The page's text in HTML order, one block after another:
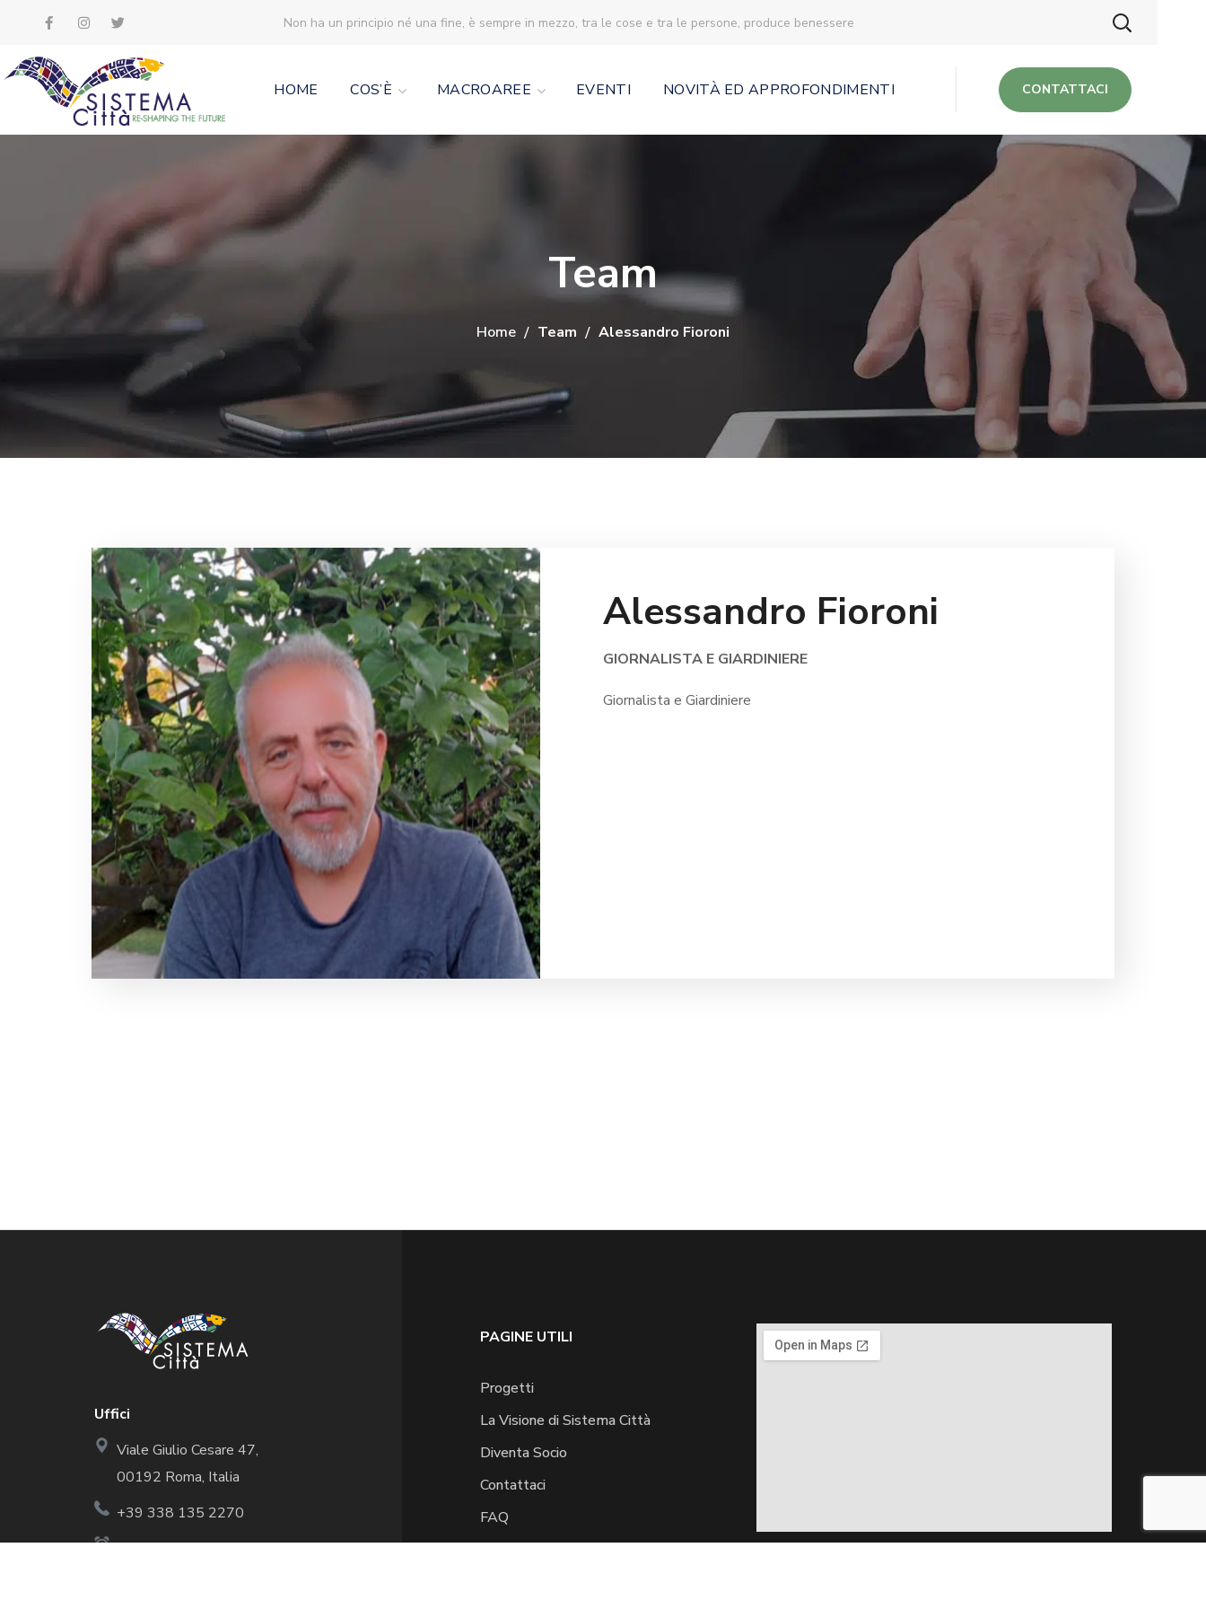
Non ha un principio né una fine, è sempre in mezzo, tra le cose e tra le persone, produce benessere
HOME COS’È MACROAREE EVENTI NOVITÀ ED APPROFONDIMENTI CONTATTACI
Team
Home Team Alessandro Fioroni
Alessandro Fioroni
GIORNALISTA E GIARDINIERE
Giornalista e Giardiniere
Uffici
Viale Giulio Cesare 47,
00192 Roma, Italia
+39 338 135 2270
Orari di Ricevimento: Mar:
PAGINE UTILI
Progetti
La Visione di Sistema Città
Diventa Socio
Contattaci
FAQ